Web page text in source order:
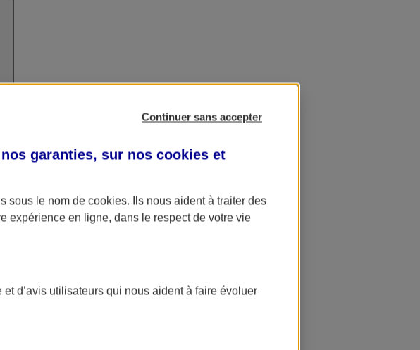
Continuer sans accepter
garanties, sur nos cookies et
sous le nom de cookies. Ils nous aident à traiter des
expérience en ligne, dans le respect de votre vie
et d’avis utilisateurs qui nous aident à faire évoluer